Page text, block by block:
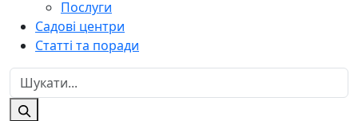
Послуги
Садові центри
Статті та поради